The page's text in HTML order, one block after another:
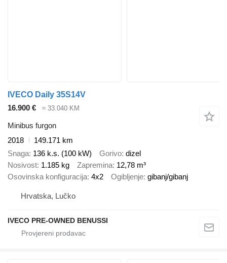
IVECO Daily 35S14V
16.900 €
≈ 33.040 KM
Minibus furgon
2018
149.171 km
Snaga 136 k.s. (100 kW) Gorivo dizel
Nosivost 1.185 kg Zapremina 12,78 m³
Osovinska konfiguracija 4x2 Ogibljenje gibanj/gibanj
Hrvatska, Lučko
IVECO PRE-OWNED BENUSSI